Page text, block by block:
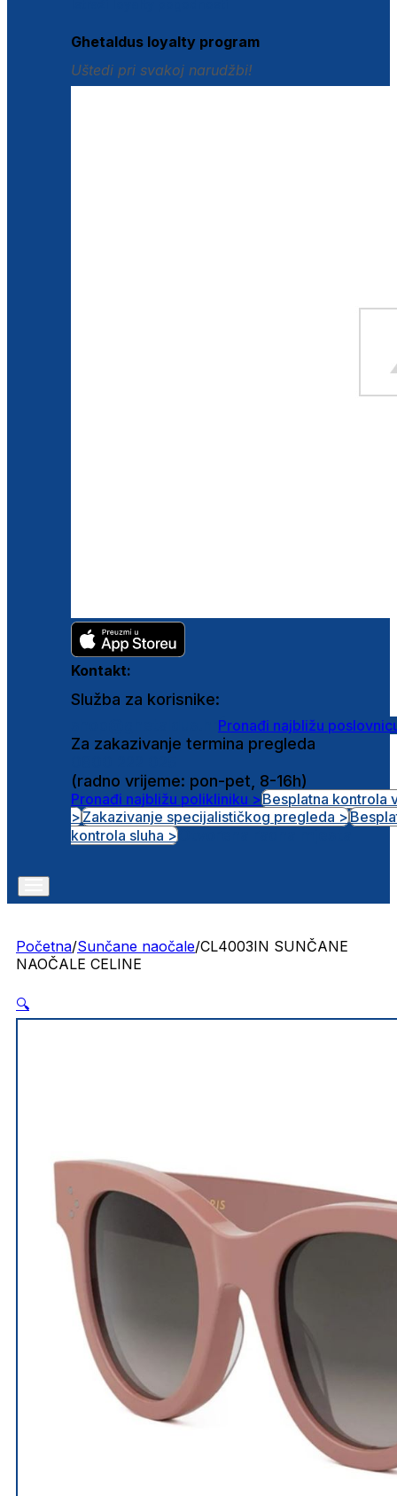
Ghetaldus loyalty program
Uštedi pri svakoj narudžbi!
Kontakt:
Služba za korisnike:
Pronađi najbližu
Za zakazivanje termina pregleda
(radno vrijeme: pon-pet, 8-16h)
Pronađi najbližu polikliniku >Besplatna kontrola
>Zakazivanje specijalističkog pregleda >
kontrola sluha >
Početna/Sunčane naočale/CL4003IN SUNČANE
NAOČALE CELINE
🔍